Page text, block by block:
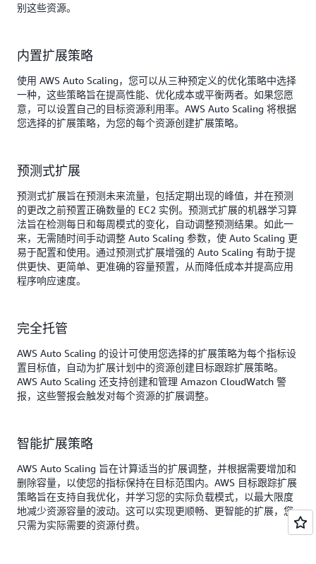
别这些资源。
内置扩展策略
使用 AWS Auto Scaling，您可以从三种预定义的优化策略中选择
一种，这些策略旨在提高性能、优化成本或平衡两者。如果您愿
意，可以设置自己的目标资源利用率。AWS Auto Scaling 将根据
您选择的扩展策略，为您的每个资源创建扩展策略。
预测式扩展
预测式扩展旨在预测未来流量，包括定期出现的峰值，并在预测
的更改之前预置正确数量的 EC2 实例。预测式扩展的机器学习算
法旨在检测每日和每周模式的变化，自动调整预测结果。如此一
来，无需随时间手动调整 Auto Scaling 参数，使 Auto Scaling 更
易于配置和使用。通过预测式扩展增强的 Auto Scaling 有助于提
供更快、更简单、更准确的容量预置，从而降低成本并提高应用
程序响应速度。
完全托管
AWS Auto Scaling 的设计可使用您选择的扩展策略为每个指标设
置目标值，自动为扩展计划中的资源创建目标跟踪扩展策略。
AWS Auto Scaling 还支持创建和管理 Amazon CloudWatch 警
报，这些警报会触发对每个资源的扩展调整。
智能扩展策略
AWS Auto Scaling 旨在计算适当的扩展调整，并根据需要增加和
删除容量，以使您的指标保持在目标范围内。AWS 目标跟踪扩展
策略旨在支持自我优化，并学习您的实际负载模式，以最大限度
地减少资源容量的波动。这可以实现更顺畅、更智能的扩展，您
只需为实际需要的资源付费。